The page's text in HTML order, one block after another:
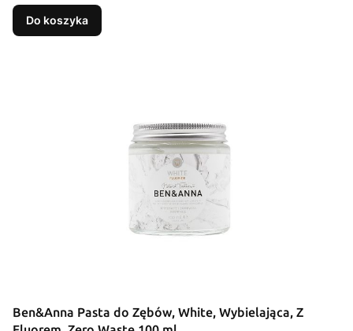
Do koszyka
Ben&Anna Pasta do Zębów, White, Wybielająca, Z